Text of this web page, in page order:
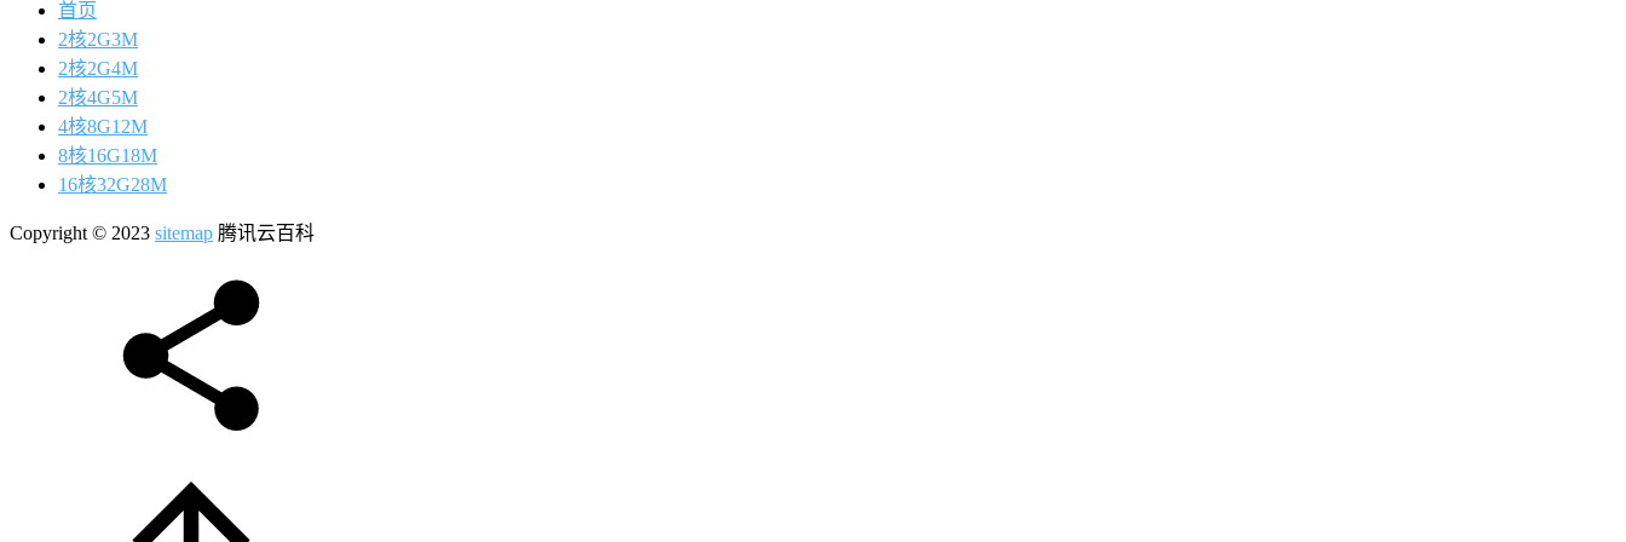
首页
2核2G3M
2核2G4M
2核4G5M
4核8G12M
8核16G18M
16核32G28M
Copyright © 2023 sitemap 腾讯云百科